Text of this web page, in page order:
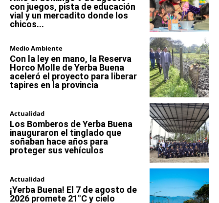
con juegos, pista de educación
vial y un mercadito donde los
chicos...
Medio Ambiente
Con la ley en mano, la Reserva
Horco Molle de Yerba Buena
aceleró el proyecto para liberar
tapires en la provincia
Actualidad
Los Bomberos de Yerba Buena
inauguraron el tinglado que
soñaban hace años para
proteger sus vehículos
Actualidad
¡Yerba Buena! El 7 de agosto de
2026 promete 21°C y cielo